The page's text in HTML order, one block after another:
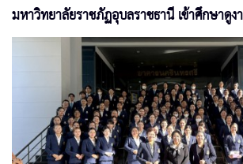
มหาวิทยาลัยราชภัฏอุบลราชธานี เข้าศึกษาดู